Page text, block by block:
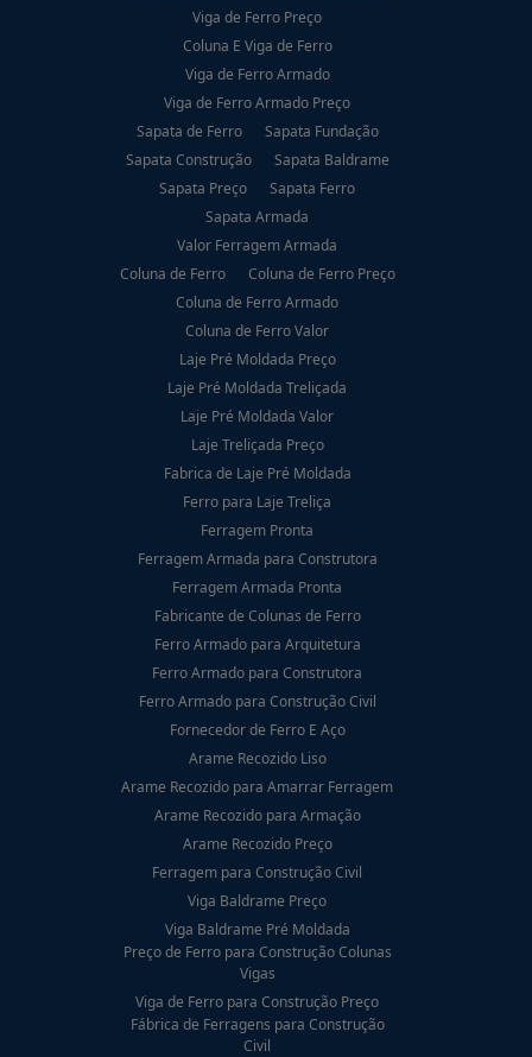
Viga de Ferro Preço
Coluna E Viga de Ferro
Viga de Ferro Armado
Viga de Ferro Armado Preço
Sapata de Ferro
Sapata Fundação
Sapata Construção
Sapata Baldrame
Sapata Preço
Sapata Ferro
Sapata Armada
Valor Ferragem Armada
Coluna de Ferro
Coluna de Ferro Preço
Coluna de Ferro Armado
Coluna de Ferro Valor
Laje Pré Moldada Preço
Laje Pré Moldada Treliçada
Laje Pré Moldada Valor
Laje Treliçada Preço
Fabrica de Laje Pré Moldada
Ferro para Laje Treliça
Ferragem Pronta
Ferragem Armada para Construtora
Ferragem Armada Pronta
Fabricante de Colunas de Ferro
Ferro Armado para Arquitetura
Ferro Armado para Construtora
Ferro Armado para Construção Civil
Fornecedor de Ferro E Aço
Arame Recozido Liso
Arame Recozido para Amarrar Ferragem
Arame Recozido para Armação
Arame Recozido Preço
Ferragem para Construção Civil
Viga Baldrame Preço
Viga Baldrame Pré Moldada
Preço de Ferro para Construção Colunas
Vigas
Viga de Ferro para Construção Preço
Fábrica de Ferragens para Construção
Civil